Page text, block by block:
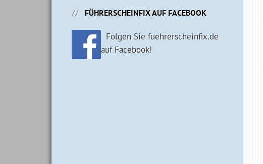
FÜHRERSCHEINFIX AUF FACEBOOK
Folgen Sie fuehrerscheinfix.de
auf Facebook!